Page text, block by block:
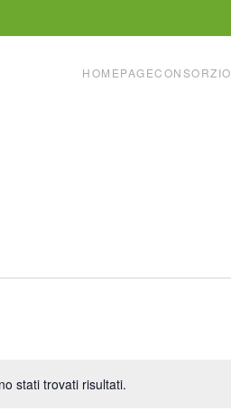
HOMEPAGECONSORZIO
Notice
stati trovati risultati.